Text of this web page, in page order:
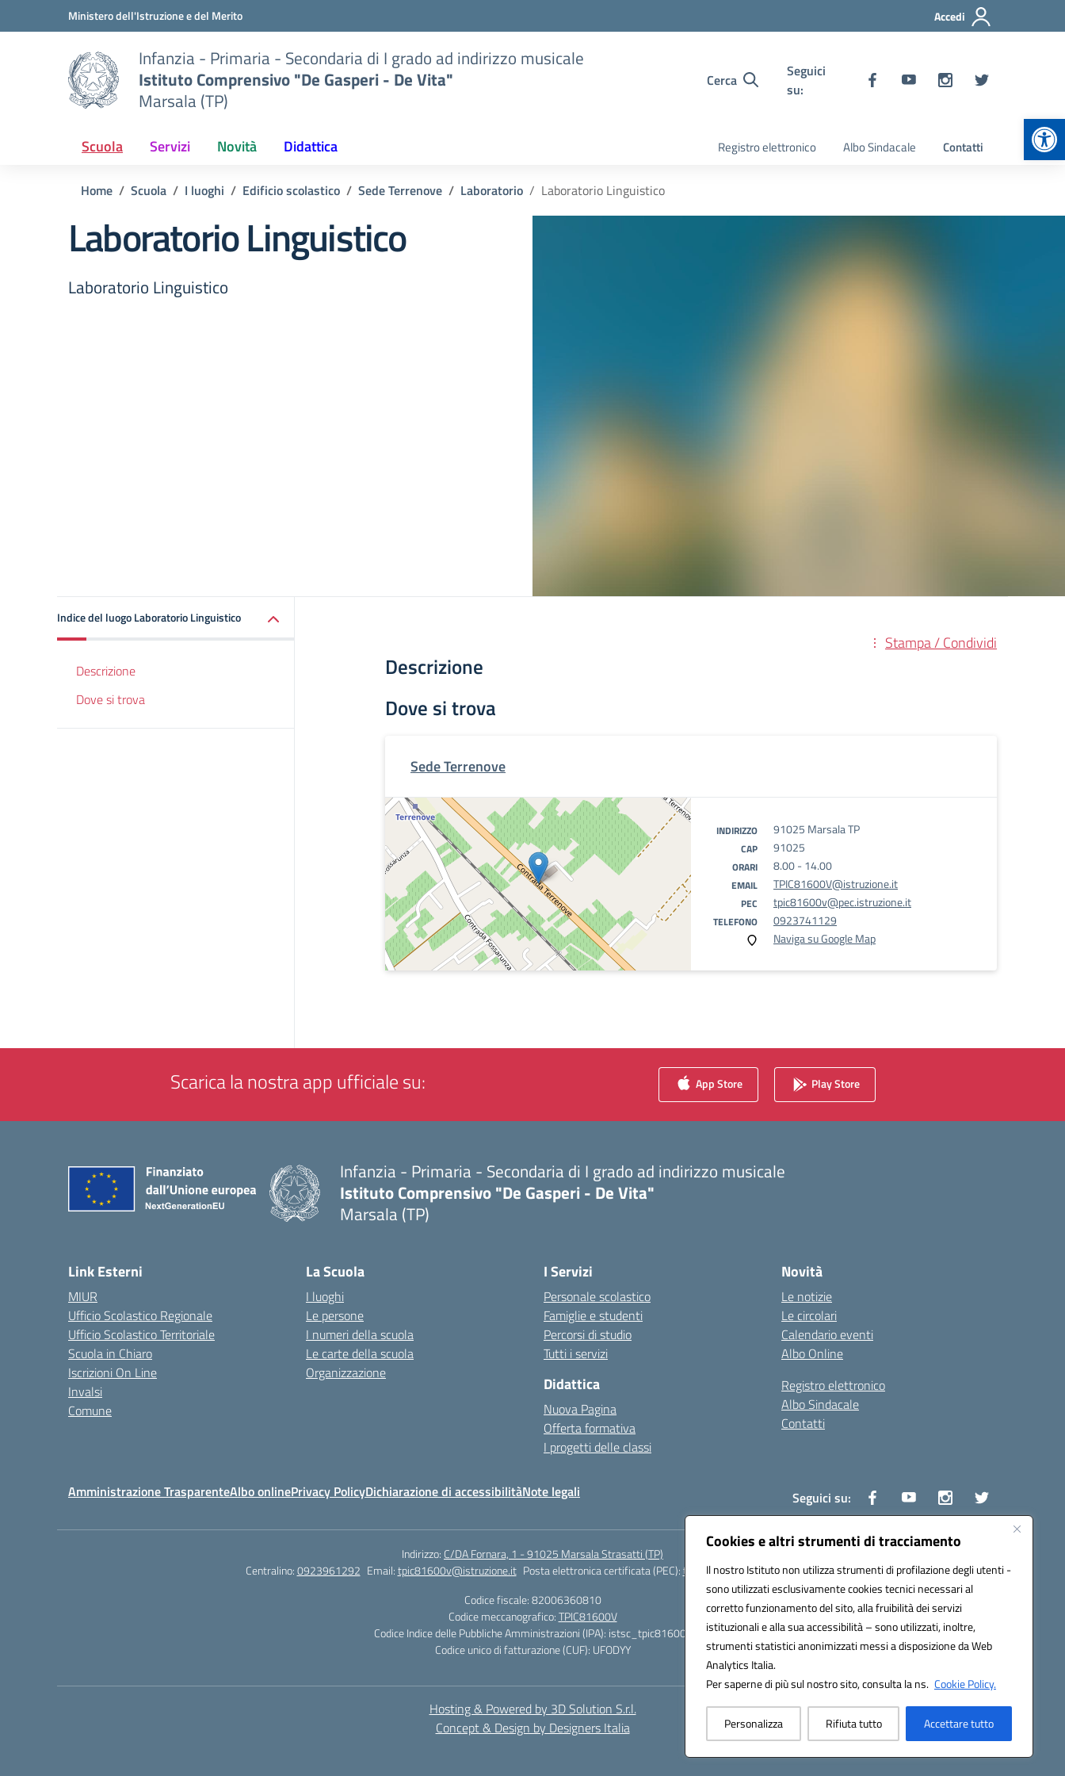
Cookies e altri strumenti di tracciamento
Il nostro Istituto non utilizza strumenti di profilazione degli utenti -
sono utilizzati esclusivamente cookies tecnici necessari al
corretto funzionamento del sito, alla fruibilità dei servizi
istituzionali e alla sua accessibilità – sono utilizzati, inoltre,
strumenti statistici anonimizzati messi a disposizione da Web
Analytics Italia.
Per saperne di più sul nostro sito, consulta la ns. Cookie Policy.
Personalizza Rifiuta tutto Accettare tutto
Vai ai contenuti
Vai al menu di navigazioneMinistero dell'Istruzione e del Merito Accedi
Infanzia - Primaria - Secondaria di I grado ad indirizzo musicale
Istituto Comprensivo "De Gasperi - De Vita"
Marsala (TP)
Cerca
Seguici
su:
Scuola Servizi Novità Didattica Registro elettronico Albo Sindacale Contatti
Home Scuola I luoghi Edificio scolastico Sede Terrenove Laboratorio Laboratorio Linguistico
Laboratorio Linguistico
Laboratorio Linguistico
Indice del luogo Laboratorio Linguistico
Descrizione
Dove si trova
Stampa / Condividi
Descrizione
Dove si trova
Sede Terrenove
INDIRIZZO 91025 Marsala TP
CAP 91025
ORARI 8.00 - 14.00
EMAIL TPIC81600V@istruzione.it
PEC tpic81600v@pec.istruzione.it
TELEFONO
0923741129
Naviga su Google Map
Scarica la nostra app ufficiale su: App Store Play Store
Infanzia - Primaria - Secondaria di I grado ad indirizzo musicale
Istituto Comprensivo "De Gasperi - De Vita"
Marsala (TP)
Link Esterni
MIUR
Ufficio Scolastico Regionale
Ufficio Scolastico Territoriale
Scuola in Chiaro
Iscrizioni On Line
Invalsi
Comune
La Scuola
I luoghi
Le persone
I numeri della scuola
Le carte della scuola
Organizzazione
I Servizi
Personale scolastico
Famiglie e studenti
Percorsi di studio
Tutti i servizi
Didattica
Nuova Pagina
Offerta formativa
I progetti delle classi
Novità
Le notizie
Le circolari
Calendario eventi
Albo Online
Registro elettronico
Albo Sindacale
Contatti
Amministrazione TrasparenteAlbo onlinePrivacy PolicyDichiarazione di accessibilitàNote legali Seguici su:
Indirizzo: C/DA Fornara, 1 - 91025 Marsala Strasatti (TP)
Centralino:0923961292 Email:tpic81600v@istruzione.it Posta elettronica certificata (PEC):tpic81600v@pec.istruzione.it
Codice fiscale: 82006360810
Codice meccanografico:TPIC81600V
Codice Indice delle Pubbliche Amministrazioni (IPA): istsc_tpic81600v
Codice unico di fatturazione (CUF): UFODYY
Hosting & Powered by 3D Solution S.r.l.
Concept & Design by Designers Italia